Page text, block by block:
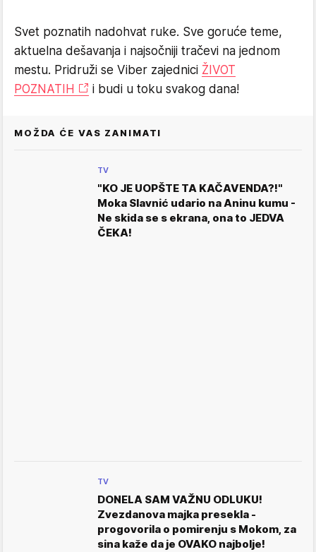
Svet poznatih nadohvat ruke. Sve goruće teme,
aktuelna dešavanja i najsočniji tračevi na jednom
mestu. Pridruži se Viber zajednici ŽIVOT
POZNATIH
i budi u toku svakog dana!
MOŽDA ĆE VAS ZANIMATI
TV
"KO JE UOPŠTE TA KAČAVENDA?!"
Moka Slavnić udario na Aninu kumu -
Ne skida se s ekrana, ona to JEDVA
ČEKA!
TV
DONELA SAM VAŽNU ODLUKU!
Zvezdanova majka presekla -
progovorila o pomirenju s Mokom, za
sina kaže da je OVAKO najbolje!